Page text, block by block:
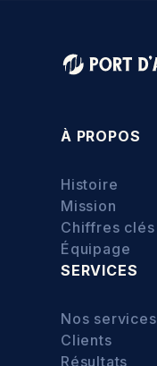
À PROPOS
Histoire
Mission
Chiffres clés
Équipage
SERVICES
Nos services
Clients
Résultats